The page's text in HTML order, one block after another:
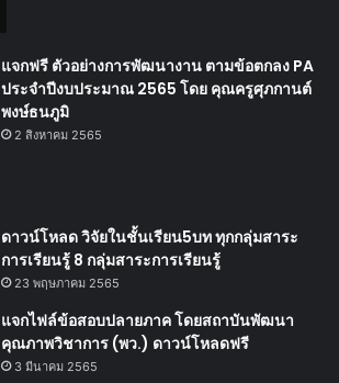
แจกฟรี ตัวอย่างการพัฒนางาน ตามข้อตกลง PA
ประจำปีงบประมาณ 2565 โดย คุณครูศุภกานต์
พงษ์ธนภูมิ
2 สิงหาคม 2565
ดาวน์โหลด วิจัยในชั้นเรียน5บท ทุกกลุ่มสาระ
การเรียนรู้ 8 กลุ่มสาระการเรียนรู้
23 พฤษภาคม 2565
แจกไฟล์ข้อสอบปลายภาค โดยสถาบันพัฒนา
คุณภาพวิชาการ (พว.) ดาวน์โหลดฟรี
3 มีนาคม 2565